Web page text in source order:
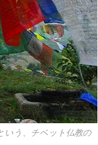
いう、チベット仏教の